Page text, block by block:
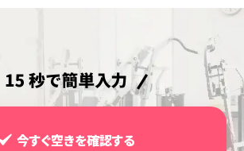
今すぐ空きを確認する